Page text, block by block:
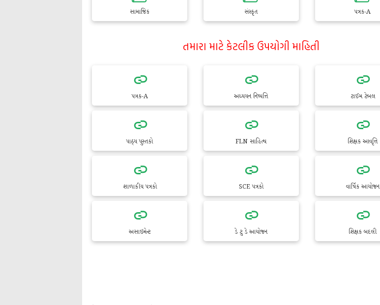
સામાજિક સંસ્કૃત પત્રક-A
તમારા માટે કેટલીક ઉપયોગી માહિતી
પત્રક-A અધ્યયન નિષ્પત્તિ ટાઈમ ટેબલ
પાઠ્ય પુસ્તકો FLN સાહિત્ય શિક્ષક આવૃત્તિ
શાળાકીય પત્રકો SCE પત્રકો વાર્ષિક આયોજન
અસાઇમેન્ટ ડે ટુ ડે આયોજન શિક્ષક બદલી